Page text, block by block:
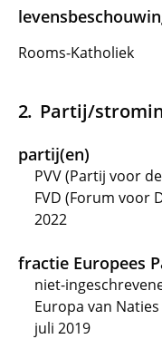
Rooms-Katholiek
Partij/
partij(en)
PVV (Partij voor
FVD (Forum voor
2022
fractie Europees
niet-
Europa van
juli 2019